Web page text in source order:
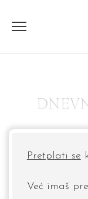
Pretplati se
Već imaš